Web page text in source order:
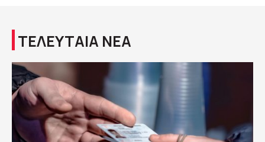
ΤΕΛΕΥΤΑΙΑ ΝΕΑ